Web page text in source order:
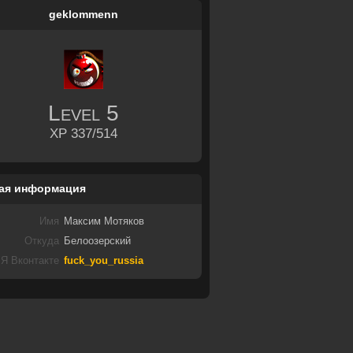
geklommenn
Level 5
XP 337/514
информация
Имя
Максим Мотяков
Откуда Белоозерский
Я Вконтакте fuck_you_russia